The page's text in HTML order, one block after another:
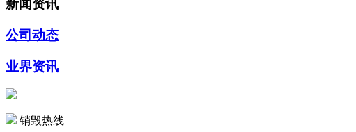
新闻资讯
公司动态
业界资讯
销毁热线